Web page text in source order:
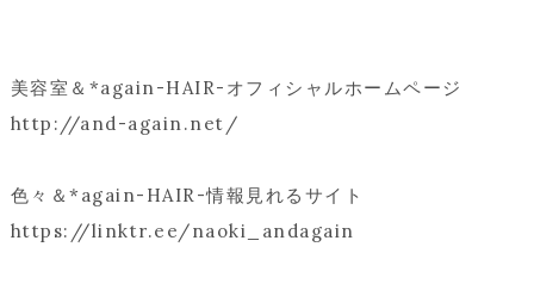
美容室＆*again-HAIR-オフィシャルホームページ
http://and-again.net/
色々＆*again-HAIR-情報見れるサイト
https://linktr.ee/naoki_andagain